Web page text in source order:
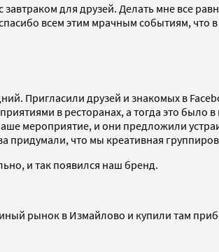
для друзей. Делать мне все
всем этим мрачным событиям, что в
Пригласили друзей и знакомых в
в ресторанах, а тогда это было
мероприятие, и они предложили
придумали, что мы креативная
и так появился наш бренд.
рынок в Измайлово и купили там